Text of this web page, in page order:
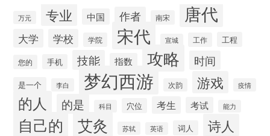
万元 专业 中国 作者 南宋 唐代
大学 学校 学院 宋代 宣城 工作 工程
您的 手机 技能 指数 攻略 时间
是一个 李白 梦幻西游 次韵 游戏 疫情
的人 的是 科目 穴位 考生 考试 能力
自己的 艾灸 苏轼 英语 词人 诗人